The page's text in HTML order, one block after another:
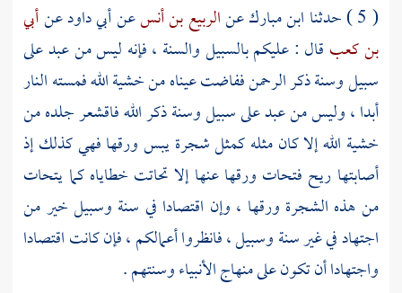
( 5 ) حدثنا
ابن مباركعنالربيع بن أنسعنأبي داودعنأبي
بن كعب قال : عليكم بالسبيل والسنة ، فإنه ليس من عبد على
سبيل وسنة ذكر الرحمن ففاضت عيناه من خشية الله فمسته النار
أبدا ، وليس من عبد على سبيل وسنة ذكر الله فاقشعر جلده من
خشية الله إلا كان مثله كمثل شجرة يبس ورقها فهي كذلك إذ
أصابتها ريح فتحات ورقها عنها إلا تحاتت خطاياه كما يتحات
من هذه الشجرة ورقها ، وإن اقتصادا في سنة وسبيل خير من
اجتهاد في غير سنة وسبيل ، فانظروا أعمالكم ، فإن كانت اقتصادا
واجتهادا أن تكون على منهاج الأنبياء وسنتهم .